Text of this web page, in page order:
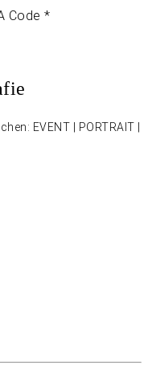
Code *
EVENT | PORTRAIT |